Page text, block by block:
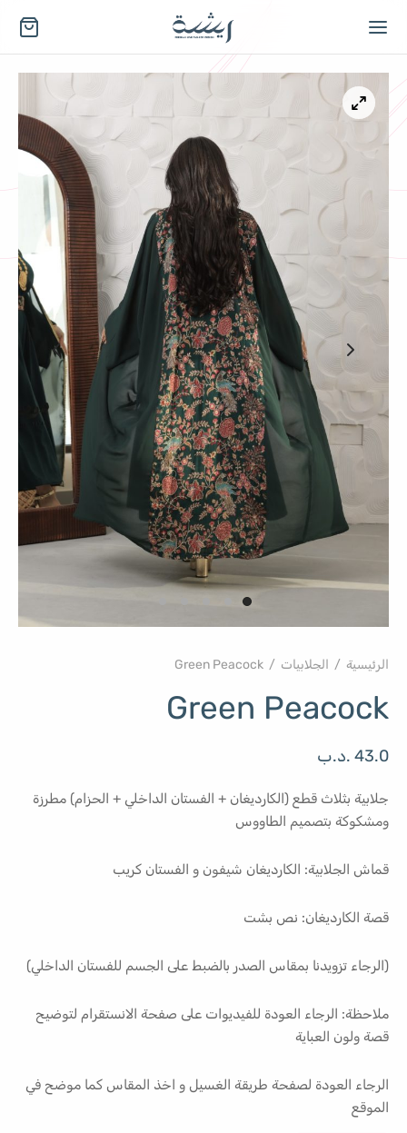
الرئيسية / الجلابيات /
Green Peacock
43.0 .د.ب
جلابية بثلاث قطع (الكارديغان + الفستان الداخلي + الحزام) مطرزة
ومشكوكة بتصميم الطاووس
قماش الجلابية: الكارديغان شيفون و الفستان كريب
قصة الكارديغان: نص بشت
(الرجاء تزويدنا بمقاس الصدر بالضبط على الجسم للفستان الداخلي)
ملاحظة: الرجاء العودة للفيديوات على صفحة الانستقرام لتوضيح
قصة ولون العباية
الرجاء العودة لصفحة طريقة الغسيل و اخذ المقاس كما موضح في
الموقع